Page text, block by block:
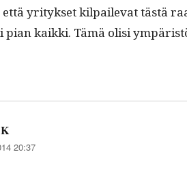
yri­tyk­set kil­pail­e­vat tästä
pian kaik­ki. Tämä olisi
20:37